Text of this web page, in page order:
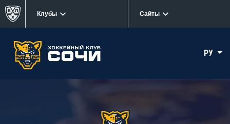
Клубы Сайты
РУ